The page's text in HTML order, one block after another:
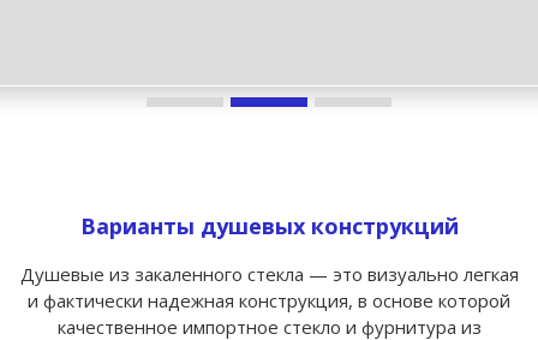
Варианты душевых конструкций
Душевые из закаленного стекла — это визуально легкая
и фактически надежная конструкция, в основе которой
качественное импортное стекло и фурнитура из